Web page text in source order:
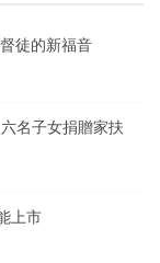
徒的新福音
名子女捐贈家扶
上市